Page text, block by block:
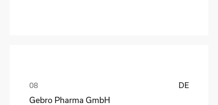
DE
Gebro Pharma GmbH